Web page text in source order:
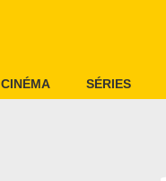
CINÉMA SÉRIES